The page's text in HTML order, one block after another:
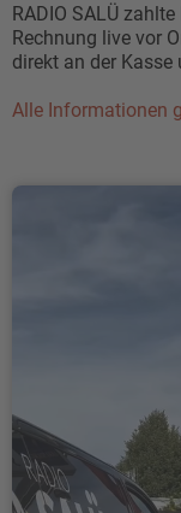
RADIO SALÜ zahlte
Rechnung live vor
direkt an der Kasse
Alle Informationen